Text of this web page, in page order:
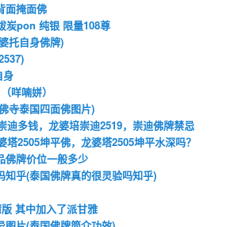
面掩面佛
炭pon 纯银 限量108尊
托自身佛牌)
身
咩喃姘）
寺泰国四面佛图片)
迪多钱，龙婆培崇迪2519，崇迪佛牌禁忌
塔2505坤平佛，龙婆塔2505坤平水深吗？
佛牌价位一般多少
知乎(泰国佛牌真的很灵验吗知乎)
其中加入了派甘雅